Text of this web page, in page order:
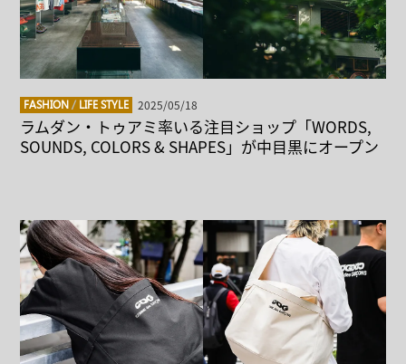
FASHION / LIFE STYLE 2025/05/18
ラムダン・トゥアミ率いる注目ショップ「WORDS,
SOUNDS, COLORS & SHAPES」が中目黒にオープン